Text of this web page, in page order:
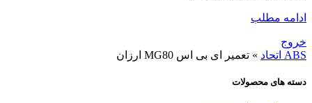
ادامه مطلب
خروج
ABS اتحاد
» تعمیر ای بی اس MG80 ارزان
دسته های محصولات